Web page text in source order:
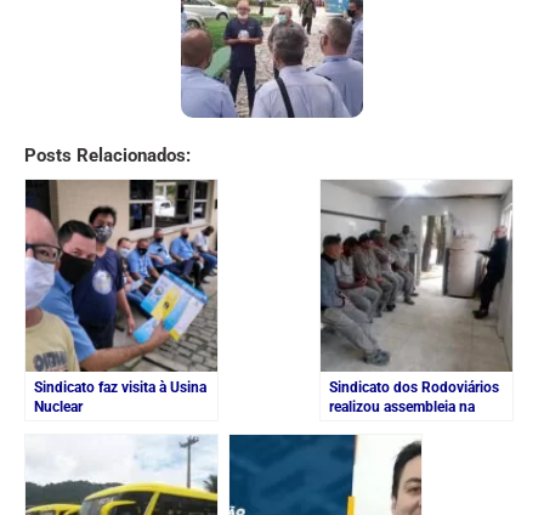
Posts Relacionados:
Sindicato faz visita à Usina
Nuclear
Sindicato dos Rodoviários
realizou assembleia na